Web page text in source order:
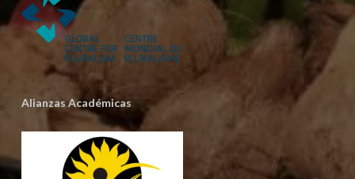
Alianzas Académicas